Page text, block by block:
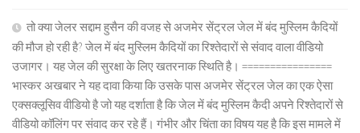
तो क्या जेलर सद्दाम हुसैन की वजह से अजमेर सेंट्रल जेल में बंद मुस्लिम कैदियों
की मौज हो रही है? जेल में बंद मुस्लिम कैदियों का रिश्तेदारों से संवाद वाला वीडियो
उजागर। यह जेल की सुरक्षा के लिए खतरनाक स्थिति है। ================
भास्कर अखबार ने यह दावा किया कि उसके पास अजमेर सेंट्रल जेल का एक ऐसा
एक्सक्लूसिव वीडियो है जो यह दर्शाता है कि जेल में बंद मुस्लिम कैदी अपने रिश्तेदारों से
वीडियो कॉलिंग पर संवाद कर रहे हैं। गंभीर और चिंता का विषय यह है कि इस मामले में